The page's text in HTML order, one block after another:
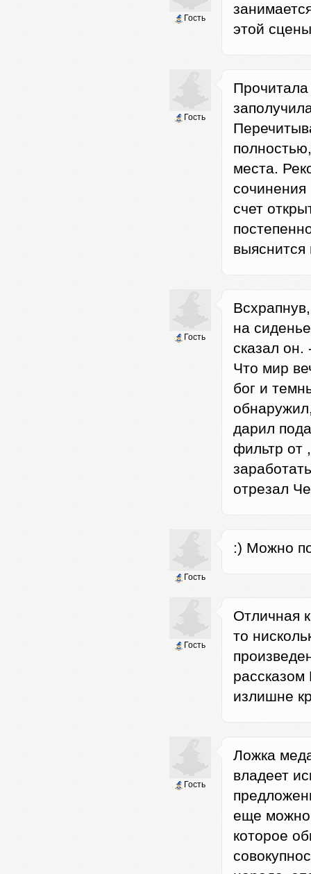
Гость
этой
Гость
места.
сочинения
счет
Гость
на
сказал
Что мир
бог и
дарил
фильтр от
отрезал
Гость
:) Можно
Гость
Отличная
то
излишне
Гость
Ложка
владеет
еще можно
которое